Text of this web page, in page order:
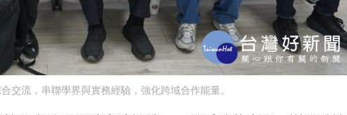
交流，串聯學界與實務經驗，強化跨域合作能量。